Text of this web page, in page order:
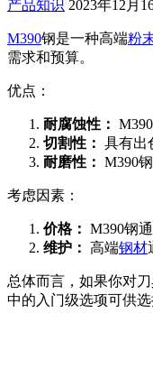
产品知识 2023年12月
M390钢是一种高端粉
需求和预算。
优点：
耐腐蚀性：
切割性： 具有出
耐磨性： M390
考虑因素：
价格： M390钢
维护： 高端钢材
总体而言，如果你对
中的入门级选项可供